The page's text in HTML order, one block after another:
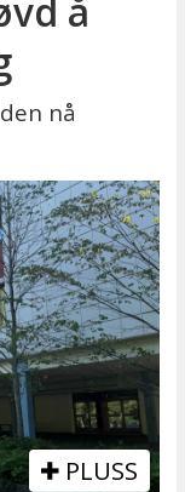
å
nå
PLUSS